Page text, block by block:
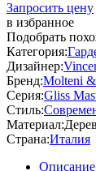
Запросить цену
в избранное
Подобрать
Категория:
Дизайнер:
Бренд:Molteni
Серия:Gliss
Стиль:
Материал:
Страна:Италия
Описание